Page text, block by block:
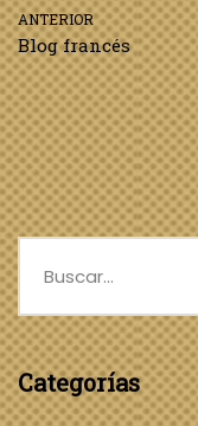
ANTERIOR
Blog francés
Categorías